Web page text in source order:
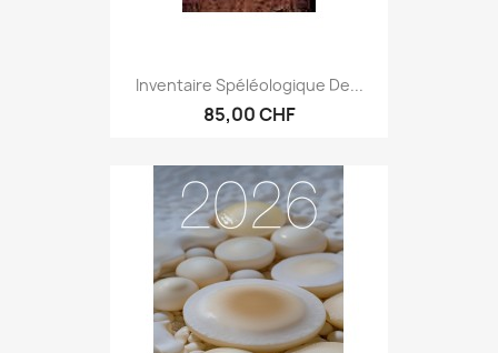
Inventaire Spéléologique De...
85,00 CHF